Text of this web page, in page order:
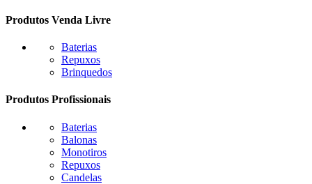
Produtos Venda Livre
Baterias
Repuxos
Brinquedos
Produtos Profissionais
Baterias
Balonas
Monotiros
Repuxos
Candelas